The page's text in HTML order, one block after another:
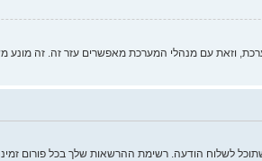
וזאת עם מנהלי המערכת מאפשרים עזר זה. זה מונע
לשלוח הודעה. רשימת ההרשאות שלך בכל פורום